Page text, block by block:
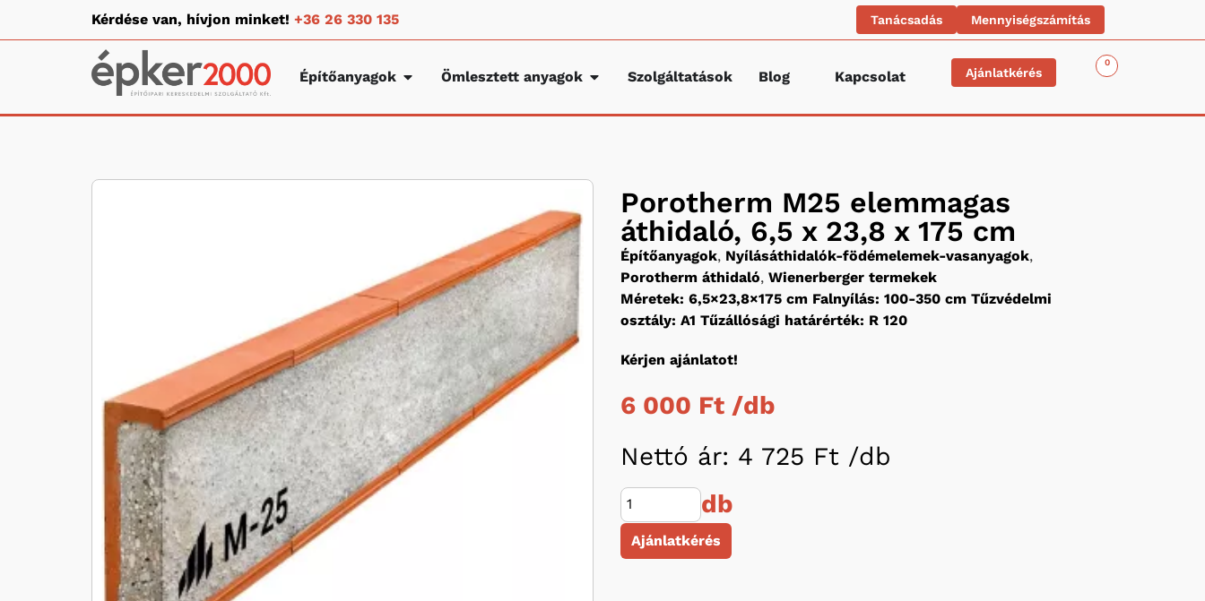
Kérdése van, hívjon minket! +36 26 330 135 Tanácsadás Mennyiségszámítás
Építőanyagok Ömlesztett anyagok Szolgáltatások Blog Kapcsolat Ajánlatkérés
0
Porotherm M25 elemmagas
áthidaló, 6,5 x 23,8 x 175 cm
Építőanyagok, Nyílásáthidalók-födémelemek-vasanyagok,
Porotherm áthidaló, Wienerberger termekek
Méretek: 6,5×23,8×175 cm Falnyílás: 100-350 cm Tűzvédelmi
osztály: A1 Tűzállósági határérték: R 120
Kérjen ajánlatot!
6 000 Ft /db
Nettó ár: 4 725 Ft /db
db
Ajánlatkérés